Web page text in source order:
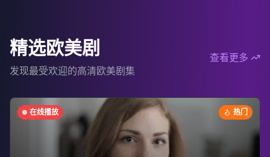
精选欧美剧
发现最受欢迎的高清欧美剧集
查看更多
在线播放 热门